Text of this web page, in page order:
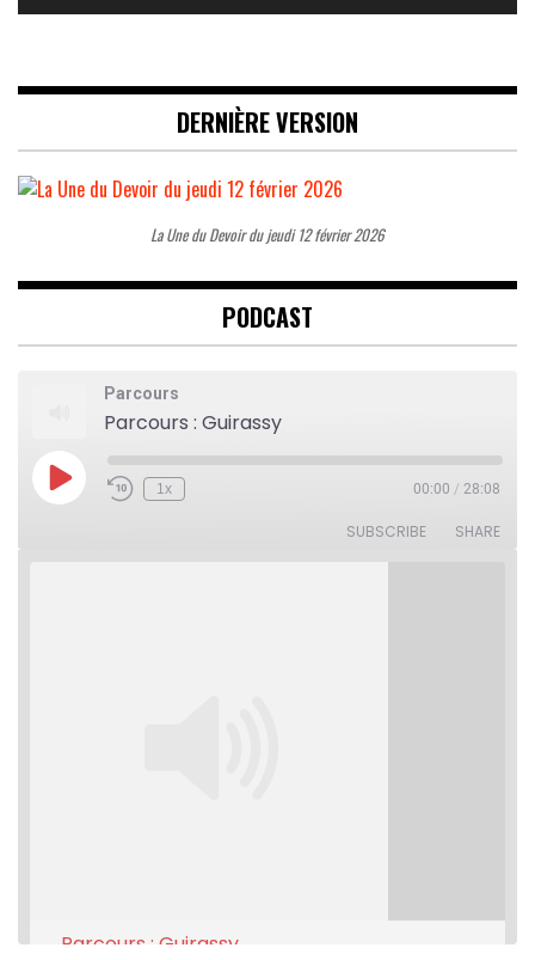
DERNIÈRE VERSION
La Une du Devoir du jeudi 12 février 2026
PODCAST
Parcours
Parcours : Guirassy
Play
Episode
Rewind
1x 00:00 / 28:08
SUBSCRIBE SHARE
Parcours : Guirassy